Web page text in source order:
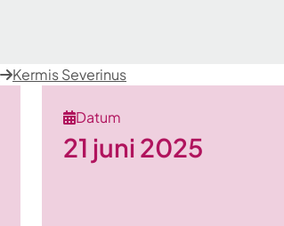
Kermis Severinus
Datum
21 juni 2025